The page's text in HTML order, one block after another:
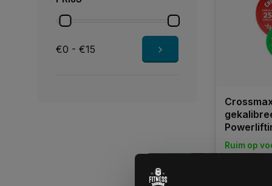
€0 - €15
Ruim op